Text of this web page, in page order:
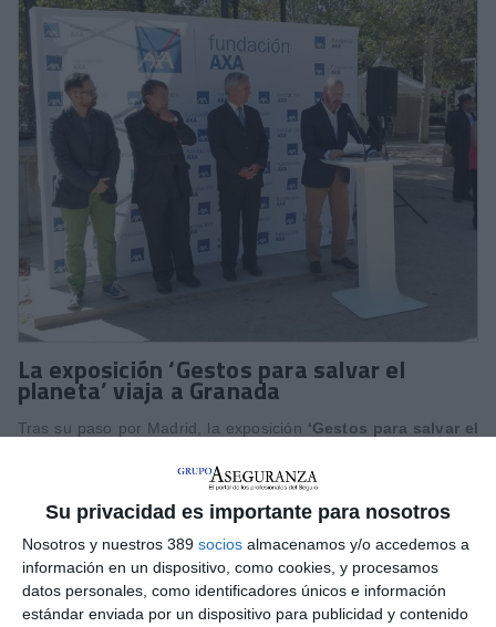
Su privacidad es importante para nosotros
Nosotros y nuestros 389 socios almacenamos y/o accedemos a
información en un dispositivo, como cookies, y procesamos
datos personales, como identificadores únicos e información
estándar enviada por un dispositivo para publicidad y contenido
La exposición ‘Gestos para salvar el
planeta’ viaja a Granada
Tras su paso por Madrid, la exposición ‘Gestos para salvar el
La exposición al aire libre realizada por
fotografías a gran formato que nos hablan de la fragilidad del
planeta y de la importancia de los pequeños gestos cotidianos
para contribuir a su preservación.Jean Paul Rignault
presidente de Fundación AXA, ha recordado “el papel activo y
de liderazgo que tiene la compañía en la lucha por un mundo
más sostenible”.